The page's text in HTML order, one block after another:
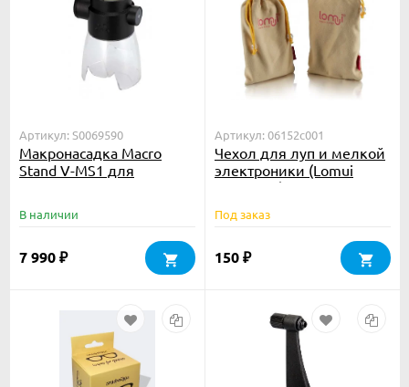
Артикул: S0069590
Макронасадка Macro
Stand V-MS1 для
В наличии
7 990 ₽
Артикул: 06152c001
Чехол для луп и мелкой
электроники (Lomui
бежевый)
Под заказ
150 ₽